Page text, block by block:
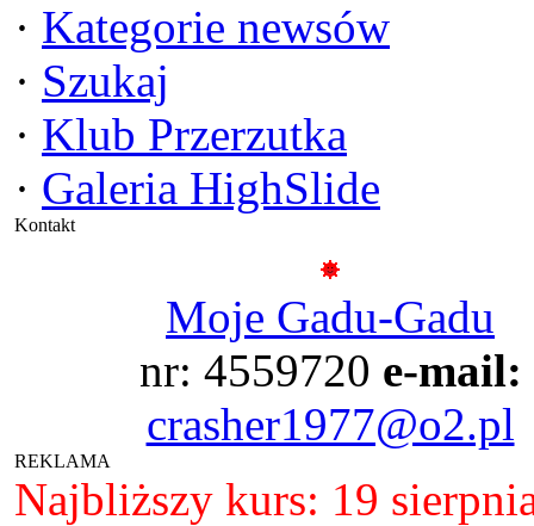
· Kategorie newsów
· Szukaj
· Klub Przerzutka
· Galeria HighSlide
Kontakt
Moje Gadu-Gadu
nr: 4559720 e-mail:
crasher1977@o2.pl
REKLAMA
Najbliższy kurs: 19